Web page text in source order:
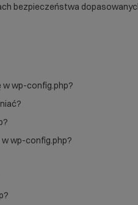
bezpieczeństwa
w wp-config.php?
wp-config.php?